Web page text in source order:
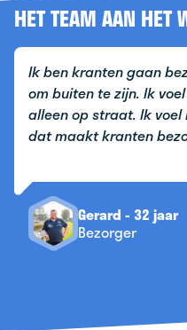
HET TEAM AAN HET
Ik ben kranten gaan
om buiten te zijn. Ik
alleen op straat. Ik
dat maakt kranten
Gerard - 32 jaar
Bezorger